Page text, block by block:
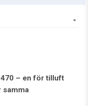
– en för tilluft
samma